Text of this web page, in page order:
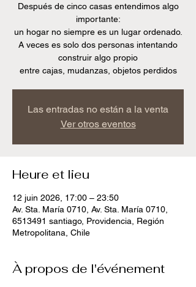
Después de cinco casas entendimos algo
importante:
un hogar no siempre es un lugar ordenado.
A veces es solo dos personas intentando
construir algo propio
entre cajas, mudanzas, objetos perdidos
Las entradas no están a la venta
Ver otros eventos
Heure et lieu
12 juin 2026, 17:00 – 23:50
Av. Sta. María 0710, Av. Sta. María 0710,
6513491 santiago, Providencia, Región
Metropolitana, Chile
À propos de l'événement